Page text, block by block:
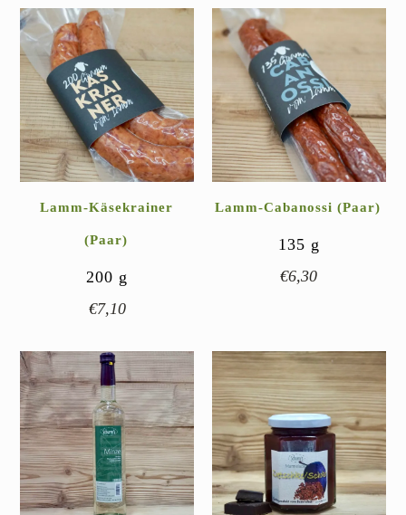
Lamm-Käsekrainer
(Paar)
200 g
€7,10
Lamm-Cabanossi (Paar)
135 g
€6,30